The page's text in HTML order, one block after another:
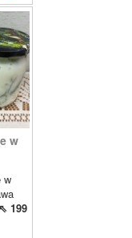
w
w
⇖ 199